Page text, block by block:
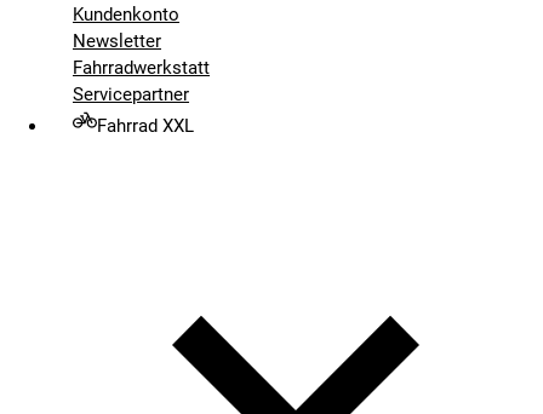
Kundenkonto
Newsletter
Fahrradwerkstatt
Servicepartner
Fahrrad XXL